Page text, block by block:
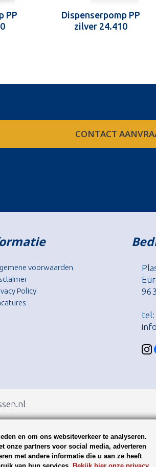
PP
Dispenserpomp PP
zilver 24.410
CONTACT
voorwaarden
Policy
tel:
en om ons websiteverkeer te analyseren.
onze partners voor social media, adverteren
met andere informatie die u aan ze heeft